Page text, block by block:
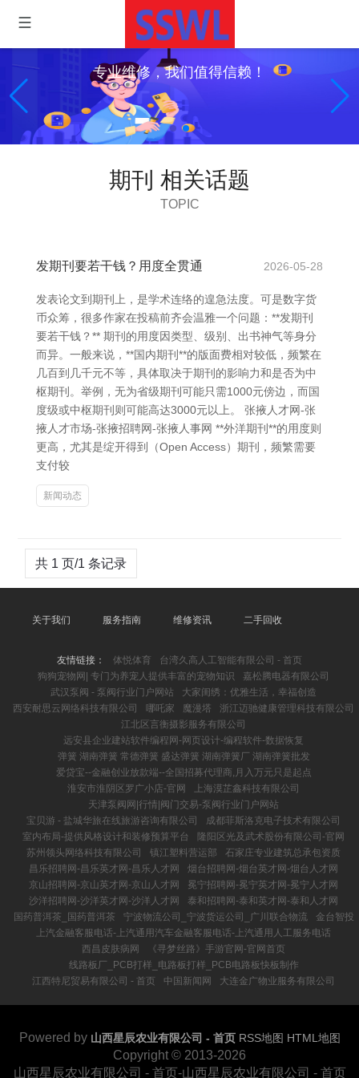
专业维修，我们值得信赖！
期刊 相关话题
TOPIC
发期刊要若干钱？用度全贯通 2026-05-28
发表论文到期刊上，是学术连络的遑急法度。可是数字货
币众筹，很多作家在投稿前齐会温雅一个问题：**发期刊
要若干钱？** 期刊的用度因类型、级别、出书神气等身分
而异。一般来说，**国内期刊**的版面费相对较低，频繁在
几百到几千元不等，具体取决于期刊的影响力和是否为中
枢期刊。举例，无为省级期刊可能只需1000元傍边，而国
度级或中枢期刊则可能高达3000元以上。 张掖人才网-张
掖人才市场-张掖招聘网-张掖人事网 **外洋期刊**的用度则
更高，尤其是绽开得到（Open Access）期刊，频繁需要
支付较
新闻动态
共 1 页/1 条记录
关于我们 服务指南 维修资讯 二手回收
友情链接： 体悦体育
台湾久高人工智能有限公司 - 首页
狗狗宠物网| 专门为养宠人提供丰富的宠物知识
嘉松腾电器有限公司
武汉泵阀 - 泵阀行业门户网站
大家闺绣：优雅生活，幸福创造
西安耐思云网络科技有限公司
哪吒家 魔漫塔
浙江迈驰健康管理科技有限公司
江北区言衡摄影服务有限公司
远安县企业建站软件编程网-网页设计-编程软件-数据恢复
弹簧 湖南弹簧 常德弹簧 盛达弹簧 湖南弹簧厂 湖南弹簧批发
爱贷宝--金融创业放款端--全国招募代理商,月入万元只是起点
淮安市淮阴区罗广小店-官网
上海漠芷鑫科技有限公司
天津泵阀网|行情|阀门交易-泵阀行业门户网站
宝贝游 - 盐城华旅在线旅游咨询有限公司
成都菲斯洛克电子技术有限公司
室内布局-提供风格设计和装修预算平台
隆阳区光及武术股份有限公司-官网
苏州领头网络科技有限公司
镇江塑料营运部
石家庄专业建筑总承包资质
昌乐招聘网-昌乐英才网-昌乐人才网
烟台招聘网-烟台英才网-烟台人才网
京山招聘网-京山英才网-京山人才网
冕宁招聘网-冕宁英才网-冕宁人才网
沙洋招聘网-沙洋英才网-沙洋人才网
泰和招聘网-泰和英才网-泰和人才网
国药普洱茶_国药普洱茶
宁波物流公司_宁波货运公司_广川联合物流
金台智投
上汽金融客服电话-上汽通用汽车金融客服电话-上汽通用人工服务电话
西昌皮肤病网
《寻梦丝路》手游官网-官网首页
线路板厂_PCB打样_电路板打样_PCB电路板快板制作
江西特尼贸易有限公司 - 首页
中国新闻网 大连金广物业服务有限公司
Powered by 山西星辰农业有限公司 - 首页 RSS地图 HTML地图
Copyright © 2013-2026
山西星辰农业有限公司 - 首页-山西星辰农业有限公司 - 首页